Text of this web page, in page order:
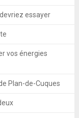
essayer
vos énergies
Plan-de-Cuques